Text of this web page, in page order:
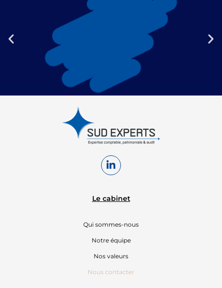
MARSEILLE
305 A, avenue
contact@sudexperts.com
Le cabinet
Qui sommes-nous
Notre équipe
Nos valeurs
Nous contacter